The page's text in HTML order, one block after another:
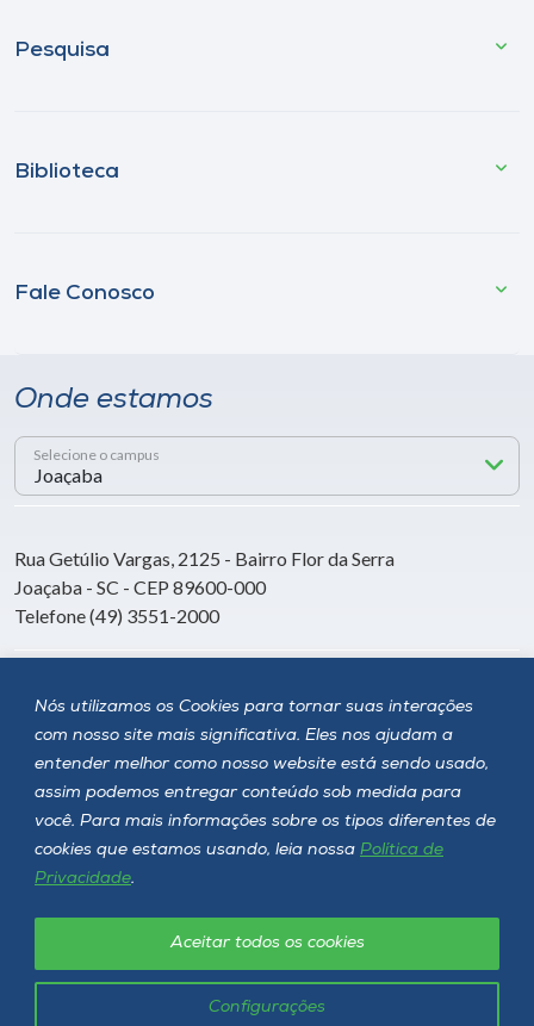
Nós utilizamos os Cookies para tornar suas interações
com nosso site mais significativa. Eles nos ajudam a
entender melhor como nosso website está sendo usado,
assim podemos entregar conteúdo sob medida para
você. Para mais informações sobre os tipos diferentes de
cookies que estamos usando, leia nossa Política de
Privacidade.
Configurações
Aceitar todos os cookies
Pesquisa
Biblioteca
Fale Conosco
Onde estamos
Selecione o campus
Rua Getúlio Vargas, 2125 - Bairro Flor da Serra
Joaçaba - SC - CEP 89600-000
Telefone (49) 3551-2000
Siga a Unoesc
Unoesc © 2026 - Todos os direitos reservados
Política de privacidade LGPD